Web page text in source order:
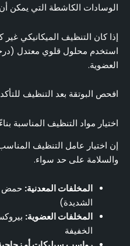
الوسادات الكاشطة التي يمكن
إذا كان التنظيف الميكانيكي
العضوية.
افحص البوتقة بعد التنظيف
اختيار مواد التنظيف المناسبة
إن اختيار عامل التنظيف المناسب
والسلامة على حد سواء.
المخلفات المعدنية: حمض
الشديدة)
المخلفات العضوية:
الخفيفة